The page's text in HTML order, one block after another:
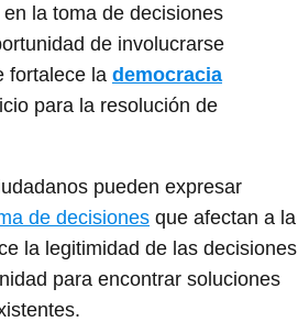
la toma de decisiones
de involucrarse
fortalece la democracia
para la resolución de
pueden expresar
de decisiones que afectan a la
la legitimidad de las decisiones
para encontrar soluciones